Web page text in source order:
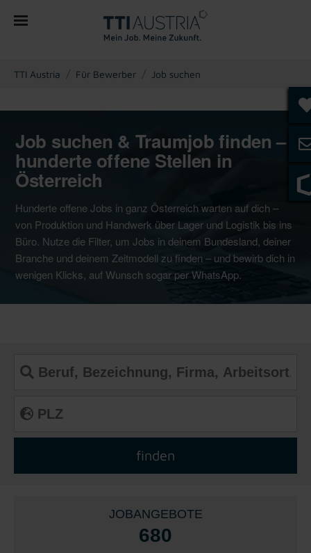
You are here:
TTI Austria Für Bewerber Job suchen
Job suchen & Traumjob finden –
hunderte offene Stellen in
Österreich
Hunderte offene Jobs in ganz Österreich warten auf dich –
von Produktion und Handwerk über Lager und Logistik bis ins
Büro. Nutze die Filter, um Jobs in deinem Bundesland, deiner
Branche und deinem Zeitmodell zu finden – und bewirb dich in
wenigen Klicks, auf Wunsch sogar per WhatsApp.
JOBANGEBOTE
680